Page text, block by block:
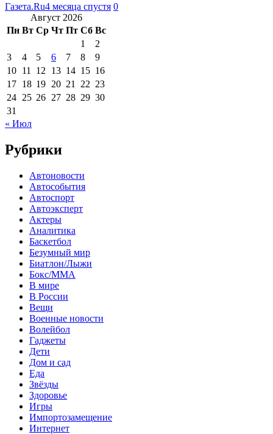
Газета.Ru4 месяца спустя 0
Август 2026
Пн Вт Ср Чт Пт Сб Вс
1
2
3
4 5 6 7 8
9
10 11 12 13 14 15 16
17 18 19 20 21 22 23
24 25 26 27 28 29 30
31
« Июл
Рубрики
Автоновости
Автособытия
Автоспорт
Автоэксперт
Актеры
Аналитика
Баскетбол
Безумный мир
Биатлон/Лыжи
Бокс/MMA
В мире
В России
Вещи
Военные новости
Волейбол
Гаджеты
Дети
Дом и сад
Еда
Звёзды
Здоровье
Игры
Импортозамещение
Интернет